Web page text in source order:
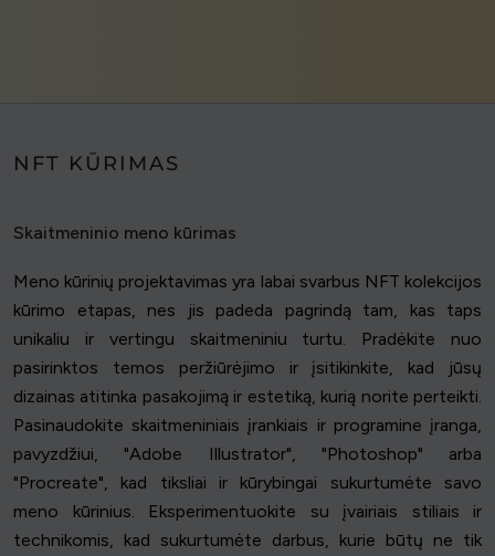
NFT KŪRIMAS
Skaitmeninio meno kūrimas
Meno kūrinių projektavimas yra labai svarbus NFT kolekcijos
kūrimo etapas, nes jis padeda pagrindą tam, kas taps
unikaliu ir vertingu skaitmeniniu turtu. Pradėkite nuo
pasirinktos temos peržiūrėjimo ir įsitikinkite, kad jūsų
dizainas atitinka pasakojimą ir estetiką, kurią norite perteikti.
Pasinaudokite skaitmeniniais įrankiais ir programine įranga,
pavyzdžiui, "Adobe Illustrator", "Photoshop" arba
"Procreate", kad tiksliai ir kūrybingai sukurtumėte savo
meno kūrinius. Eksperimentuokite su įvairiais stiliais ir
technikomis, kad sukurtumėte darbus, kurie būtų ne tik